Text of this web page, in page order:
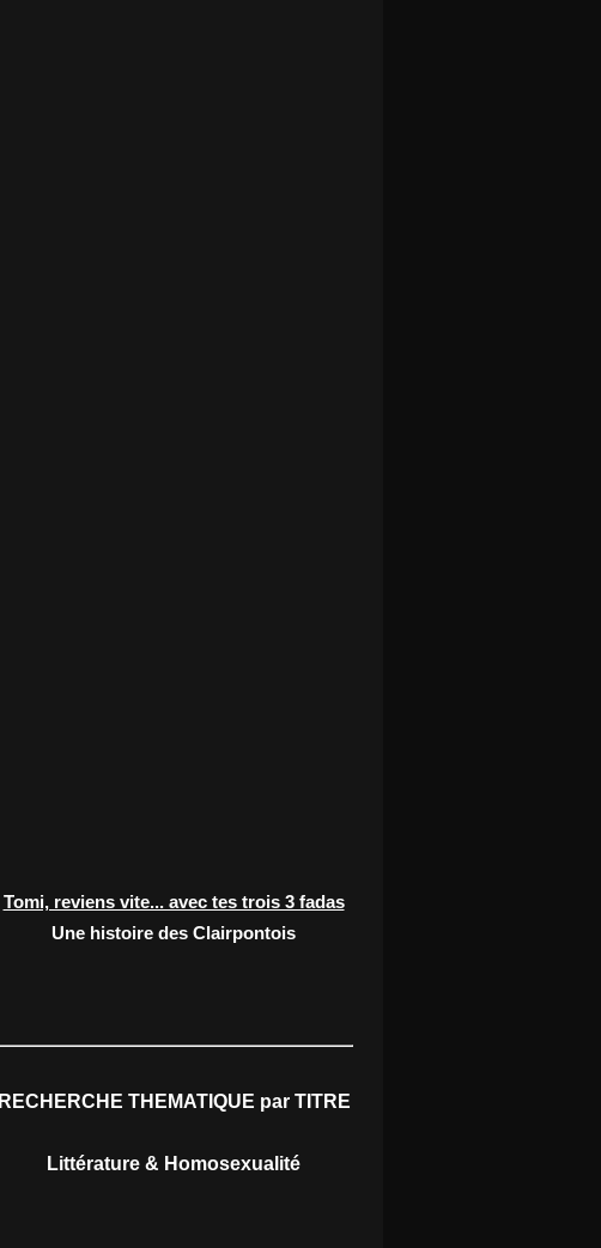
Tomi, reviens vite... avec tes trois 3 fadas
Une histoire des Clairpontois
RECHERCHE THEMATIQUE par TITRE
Littérature & Homosexualité